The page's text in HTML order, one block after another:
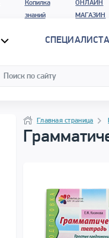
Копилка
знаний
ОНЛАЙН
МАГАЗИН
Программа материала
Навигация
НавигацияГлавная страница